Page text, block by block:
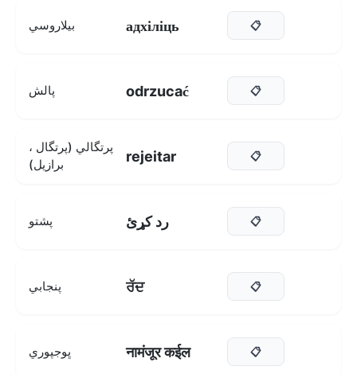
بيلاروسي адхіліць 📋
پالش odrzucać 📋
پرتگالي (پرتگال ،
برازيل)
rejeitar 📋
پشتو رد کړئ 📋
پنجابي ਰੱਦ 📋
ڀوجپوري नामंजूर कईल 📋